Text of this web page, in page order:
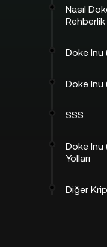
Nasıl
Rehberlik
Doke Inu
Doke Inu
SSS
Doke Inu
Yolları
Diğer